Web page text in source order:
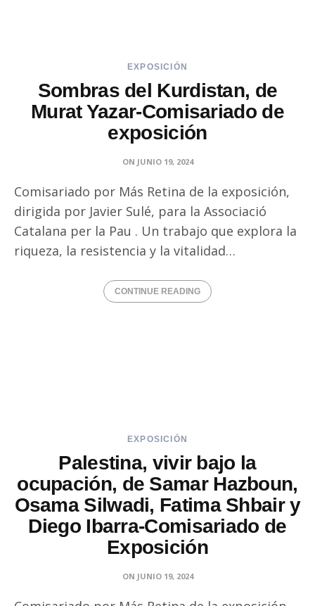
EXPOSICIÓN
Sombras del Kurdistan, de
Murat Yazar-Comisariado de
exposición
ON JUNIO 19, 2024
Comisariado por Más Retina de la exposición,
dirigida por Javier Sulé, para la Associació
Catalana per la Pau . Un trabajo que explora la
riqueza, la resistencia y la vitalidad…
CONTINUE READING
EXPOSICIÓN
Palestina, vivir bajo la
ocupación, de Samar Hazboun,
Osama Silwadi, Fatima Shbair y
Diego Ibarra-Comisariado de
Exposición
ON JUNIO 19, 2024